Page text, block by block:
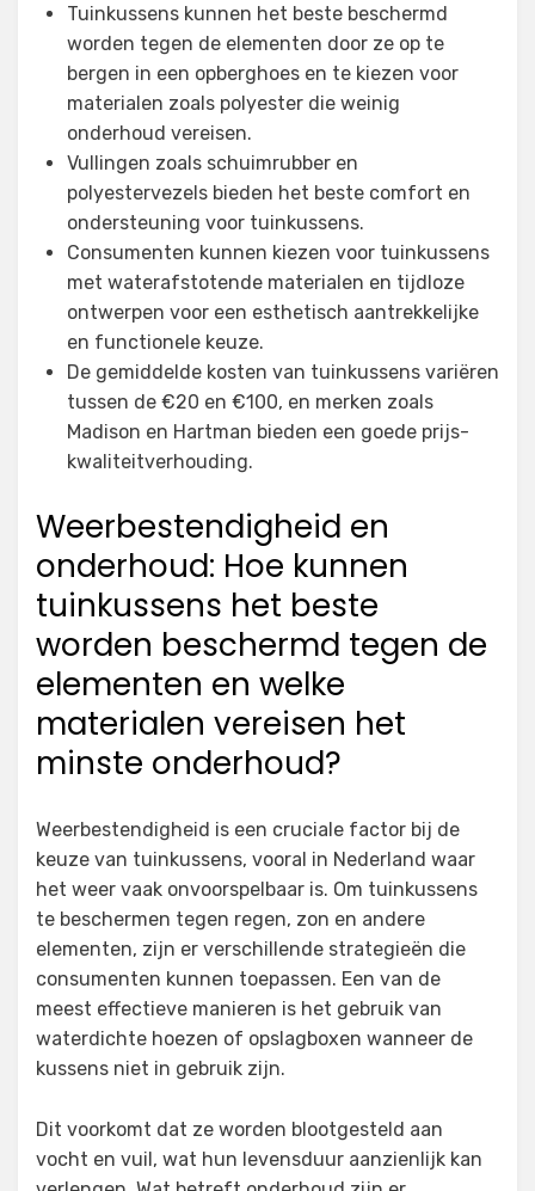
Tuinkussens kunnen het beste beschermd
worden tegen de elementen door ze op te
bergen in een opberghoes en te kiezen voor
materialen zoals polyester die weinig
onderhoud vereisen.
Vullingen zoals schuimrubber en
polyestervezels bieden het beste comfort en
ondersteuning voor tuinkussens.
Consumenten kunnen kiezen voor tuinkussens
met waterafstotende materialen en tijdloze
ontwerpen voor een esthetisch aantrekkelijke
en functionele keuze.
De gemiddelde kosten van tuinkussens variëren
tussen de €20 en €100, en merken zoals
Madison en Hartman bieden een goede prijs-
kwaliteitverhouding.
Weerbestendigheid en
onderhoud: Hoe kunnen
tuinkussens het beste
worden beschermd tegen de
elementen en welke
materialen vereisen het
minste onderhoud?
Weerbestendigheid is een cruciale factor bij de
keuze van tuinkussens, vooral in Nederland waar
het weer vaak onvoorspelbaar is. Om tuinkussens
te beschermen tegen regen, zon en andere
elementen, zijn er verschillende strategieën die
consumenten kunnen toepassen. Een van de
meest effectieve manieren is het gebruik van
waterdichte hoezen of opslagboxen wanneer de
kussens niet in gebruik zijn.
Dit voorkomt dat ze worden blootgesteld aan
vocht en vuil, wat hun levensduur aanzienlijk kan